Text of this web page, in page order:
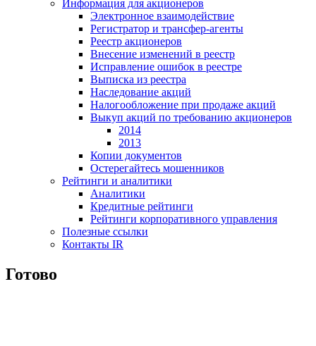
Информация для акционеров
Электронное взаимодействие
Регистратор и трансфер-агенты
Реестр акционеров
Внесение изменений в реестр
Исправление ошибок в реестре
Выписка из реестра
Наследование акций
Налогообложение при продаже акций
Выкуп акций по требованию акционеров
2014
2013
Копии документов
Остерегайтесь мошенников
Рейтинги и аналитики
Аналитики
Кредитные рейтинги
Рейтинги корпоративного управления
Полезные ссылки
Контакты IR
Готово